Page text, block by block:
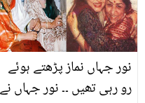
نور جہاں نماز پڑھتے ہوئے
رو رہی تھیں ۔۔ نور جہاں نے